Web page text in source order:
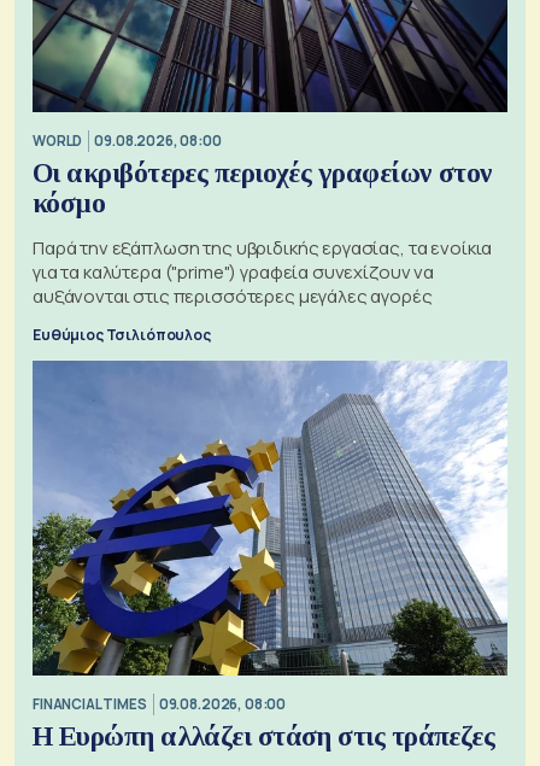
WORLD 09.08.2026, 08:00
Οι ακριβότερες περιοχές γραφείων στον
κόσμο
Παρά την εξάπλωση της υβριδικής εργασίας, τα ενοίκια
για τα καλύτερα ("prime") γραφεία συνεχίζουν να
αυξάνονται στις περισσότερες μεγάλες αγορές
Ευθύμιος Τσιλιόπουλος
FINANCIAL TIMES 09.08.2026, 08:00
Η Ευρώπη αλλάζει στάση στις τράπεζες